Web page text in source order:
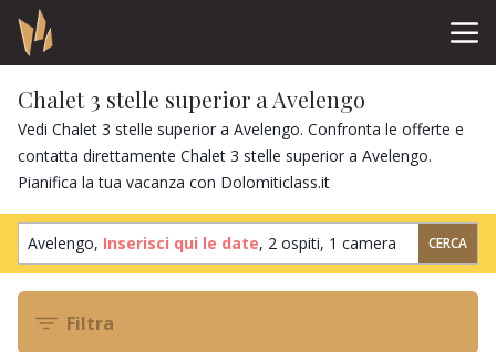
Chalet 3 stelle superior a Avelengo
Vedi Chalet 3 stelle superior a Avelengo. Confronta le offerte e
contatta direttamente Chalet 3 stelle superior a Avelengo.
Pianifica la tua vacanza con Dolomiticlass.it
Avelengo, Inserisci qui le date, 2 ospiti, 1 camera CERCA
Filtra